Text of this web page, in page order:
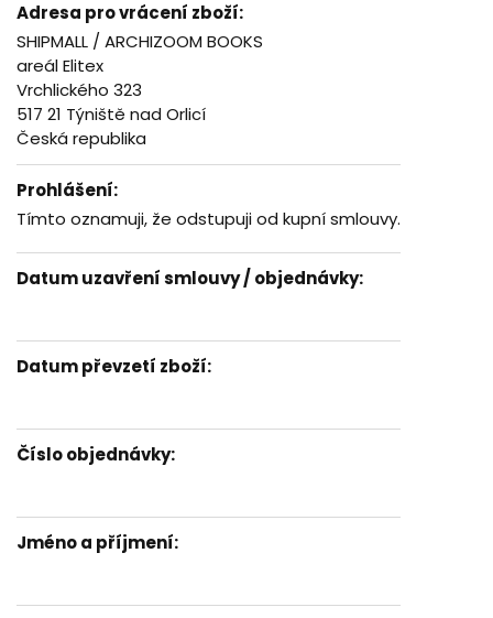
Adresa pro vrácení zboží:
SHIPMALL / ARCHIZOOM BOOKS
areál Elitex
Vrchlického 323
517 21 Týniště nad Orlicí
Česká republika
Prohlášení:
Tímto oznamuji, že odstupuji od kupní smlouvy.
Datum uzavření smlouvy / objednávky:
Datum převzetí zboží:
Číslo objednávky:
Jméno a příjmení: